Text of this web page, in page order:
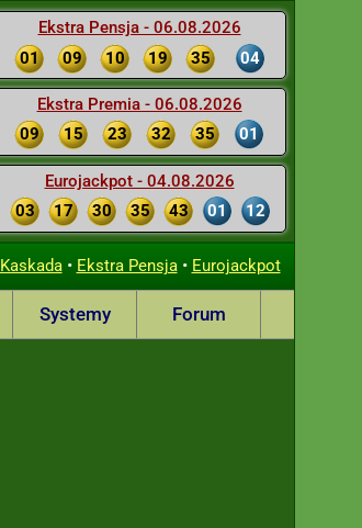
Ekstra Pensja - 06.08.2026
01
09 10 19 35 04
Ekstra Premia - 06.08.2026
09
15 23 32 35 01
Eurojackpot - 04.08.2026
03
17 30 35 43 01 12
Kaskada• Ekstra Pensja• Eurojackpot
Systemy Forum